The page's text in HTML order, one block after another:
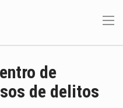
de
de delitos